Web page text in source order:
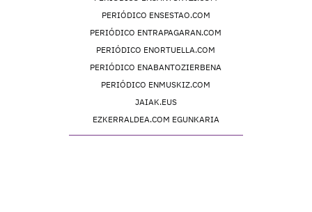
PERIÓDICO ENSESTAO.COM
PERIÓDICO ENTRAPAGARAN.COM
PERIÓDICO ENORTUELLA.COM
PERIÓDICO ENABANTOZIERBENA
PERIÓDICO ENMUSKIZ.COM
JAIAK.EUS
EZKERRALDEA.COM EGUNKARIA